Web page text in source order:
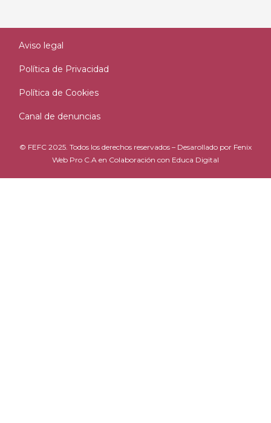
© FEFC 2025. Todos los derechos reservados – Desarollado por Fenix
Web Pro C.A en Colaboración con Educa Digital
Aviso legal
Política de Privacidad
Política de Cookies
Canal de denuncias